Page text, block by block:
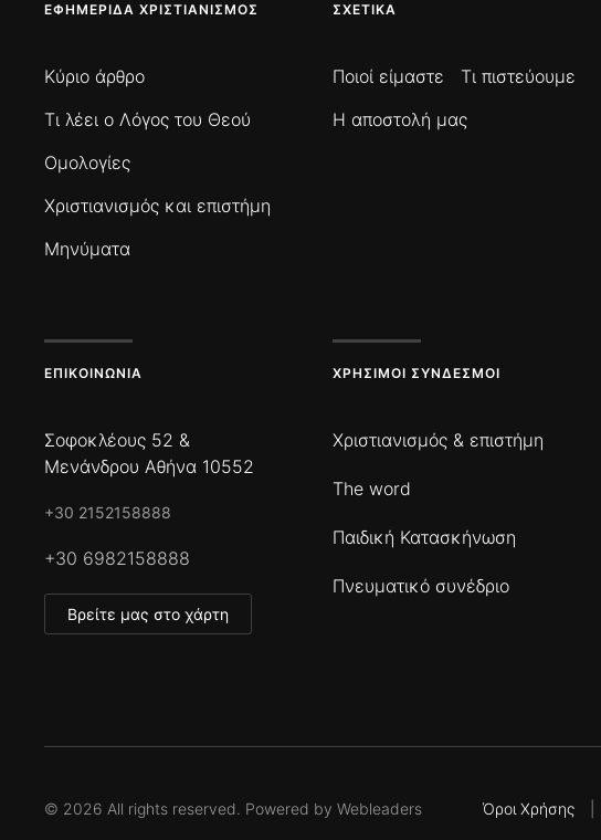
ΕΦΗΜΕΡΊΔΑ ΧΡΙΣΤΙΑΝΙΣΜΌΣ
Κύριο άρθρο
Τι λέει ο Λόγος του Θεού
Ομολογίες
Χριστιανισμός και επιστήμη
Μηνύματα
ΣΧΕΤΙΚΆ
Ποιοί είμαστε
Τι πιστεύουμε
Η αποστολή μας
ΕΠΙΚΟΙΝΩΝΊΑ
Σοφοκλέους 52 &
Μενάνδρου Αθήνα 10552
+30 2152158888
+30 6982158888
Βρείτε μας στο χάρτη
ΧΡΉΣΙΜΟΙ ΣΎΝΔΕΣΜΟΙ
Χριστιανισμός & επιστήμη
The word
Παιδική Κατασκήνωση
Πνευματικό συνέδριο
© 2026 All rights reserved. Powered by Webleaders Όροι Χρήσης|